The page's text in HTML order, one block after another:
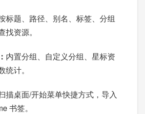
标题、路径、别名、标签、分组
找资源。
内置分组、自定义分组、星标资
计。
描桌面/开始菜单快捷方式，导入
书签。